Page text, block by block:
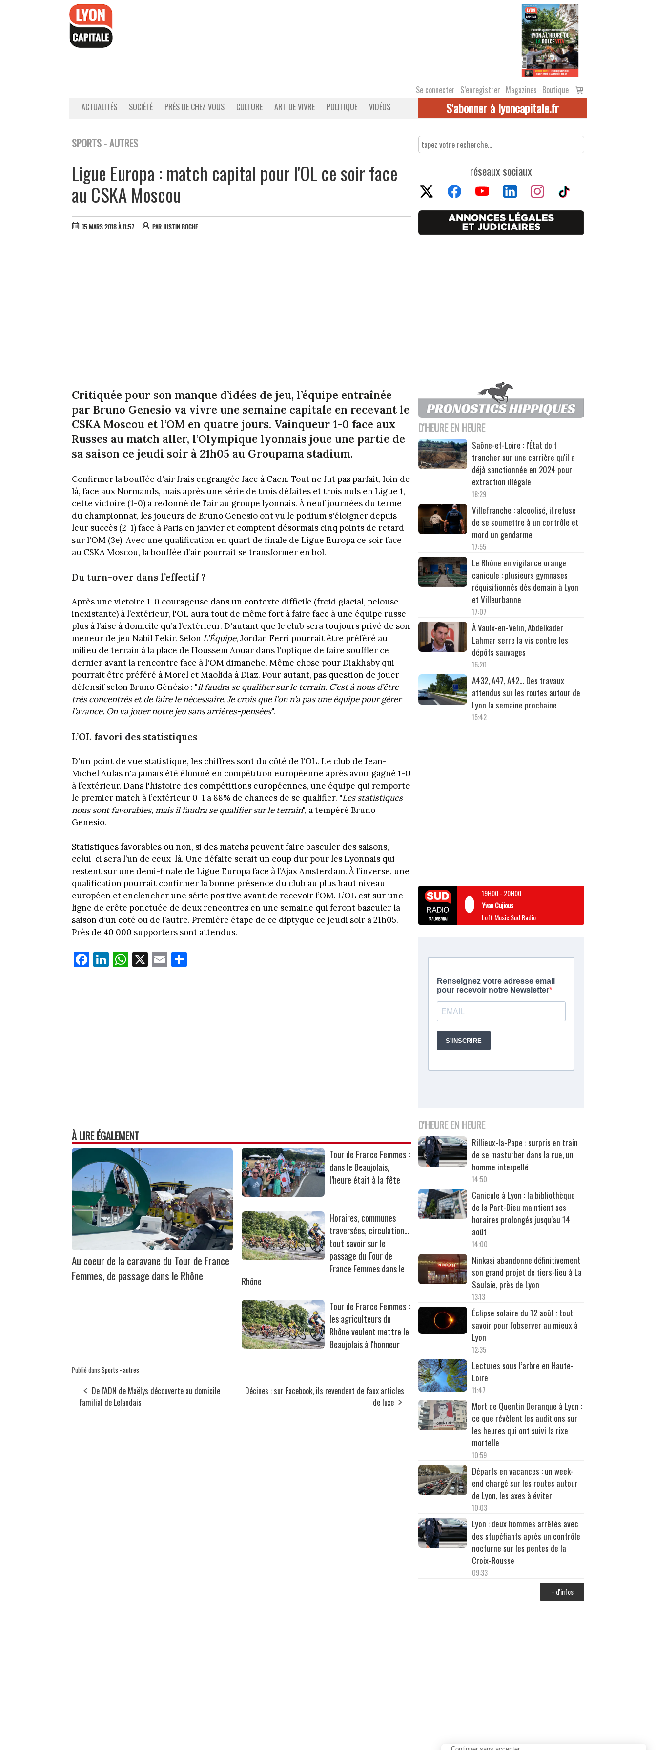
Se connecter S’enregistrer Magazines Boutique
Voir
le
ACTUALITÉS SOCIÉTÉ PRÈS DE CHEZ VOUS CULTURE ART DE VIVRE POLITIQUE VIDÉOS S'abonner à lyoncapitale.fr
SPORTS - AUTRES
Ligue Europa : match capital pour l'OL ce soir face
au CSKA Moscou
15 MARS 2018 À 11:57 PARJUSTIN BOCHE
Critiquée pour son manque d’idées de jeu, l’équipe entraînée
par Bruno Genesio va vivre une semaine capitale en recevant le
CSKA Moscou et l’OM en quatre jours. Vainqueur 1-0 face aux
Russes au match aller, l’Olympique lyonnais joue une partie de
sa saison ce jeudi soir à 21h05 au Groupama stadium.
Confirmer la bouffée d'air frais engrangée face à Caen. Tout ne fut pas parfait, loin de
là, face aux Normands, mais après une série de trois défaites et trois nuls en Ligue 1,
cette victoire (1-0) a redonné de l'air au groupe lyonnais. À neuf journées du terme
du championnat, les joueurs de Bruno Genesio ont vu le podium s'éloigner depuis
leur succès (2-1) face à Paris en janvier et comptent désormais cinq points de retard
sur l'OM (3e). Avec une qualification en quart de finale de Ligue Europa ce soir face
au CSKA Moscou, la bouffée d’air pourrait se transformer en bol.
Du turn-over dans l’effectif ?
Après une victoire 1-0 courageuse dans un contexte difficile (froid glacial, pelouse
inexistante) à l’extérieur, l'OL aura tout de même fort à faire face à une équipe russe
plus à l’aise à domicile qu’a l’extérieur. D'autant que le club sera toujours privé de son
meneur de jeu Nabil Fekir. Selon L'Équipe, Jordan Ferri pourrait être préféré au
milieu de terrain à la place de Houssem Aouar dans l'optique de faire souffler ce
dernier avant la rencontre face à l'OM dimanche. Même chose pour Diakhaby qui
pourrait être préféré à Morel et Maolida à Diaz. Pour autant, pas question de jouer
défensif selon Bruno Génésio : "il faudra se qualifier sur le terrain. C’est à nous d’être
très concentrés et de faire le nécessaire. Je crois que l’on n’a pas une équipe pour gérer
l’avance. On va jouer notre jeu sans arrières-pensées".
L’OL favori des statistiques
D'un point de vue statistique, les chiffres sont du côté de l'OL. Le club de Jean-
Michel Aulas n'a jamais été éliminé en compétition européenne après avoir gagné 1-0
à l’extérieur. Dans l'histoire des compétitions européennes, une équipe qui remporte
le premier match à l’extérieur 0-1 a 88% de chances de se qualifier. "Les statistiques
nous sont favorables, mais il faudra se qualifier sur le terrain", a tempéré Bruno
Genesio.
Statistiques favorables ou non, si des matchs peuvent faire basculer des saisons,
celui-ci sera l’un de ceux-là. Une défaite serait un coup dur pour les Lyonnais qui
restent sur une demi-finale de Ligue Europa face à l’Ajax Amsterdam. À l’inverse, une
qualification pourrait confirmer la bonne présence du club au plus haut niveau
européen et enclencher une série positive avant de recevoir l’OM. L’OL est sur une
ligne de crête ponctuée de deux rencontres en une semaine qui feront basculer la
saison d’un côté ou de l’autre. Première étape de ce diptyque ce jeudi soir à 21h05.
Près de 40 000 supporters sont attendus.
Fa
ce
Li
nk
W
ha
X E
m
À LIRE ÉGALEMENT
Au coeur de la caravane du Tour de France
Femmes, de passage dans le Rhône
Tour de France Femmes :
dans le Beaujolais,
l’heure était à la fête
Horaires, communes
traversées, circulation…
tout savoir sur le
passage du Tour de
France Femmes dans le
Rhône
Tour de France Femmes :
les agriculteurs du
Rhône veulent mettre le
Beaujolais à l'honneur
Publié dans Sports - autres
De l'ADN de Maëlys découverte au domicile
familial de Lelandais
Décines : sur Facebook, ils revendent de faux articles
de luxe
réseaux sociaux
D'HEURE EN HEURE
Saône-et-Loire : l'État doit
trancher sur une carrière qu'il a
déjà sanctionnée en 2024 pour
extraction illégale
18:29
Villefranche : alcoolisé, il refuse
de se soumettre à un contrôle et
mord un gendarme
17:55
Le Rhône en vigilance orange
canicule : plusieurs gymnases
réquisitionnés dès demain à Lyon
et Villeurbanne
17:07
À Vaulx-en-Velin, Abdelkader
Lahmar serre la vis contre les
dépôts sauvages
16:20
A432, A47, A42… Des travaux
attendus sur les routes autour de
Lyon la semaine prochaine
15:42
19H00- 20H00
Yvan Cujious
Loft Music Sud Radio
D'HEURE EN HEURE
Rillieux-la-Pape : surpris en train
de se masturber dans la rue, un
homme interpellé
14:50
Canicule à Lyon : la bibliothèque
de la Part-Dieu maintient ses
horaires prolongés jusqu'au 14
août
14:00
Ninkasi abandonne définitivement
son grand projet de tiers-lieu à La
Saulaie, près de Lyon
13:13
Éclipse solaire du 12 août : tout
savoir pour l'observer au mieux à
Lyon
12:35
Lectures sous l’arbre en Haute-
Loire
11:47
Mort de Quentin Deranque à Lyon :
ce que révèlent les auditions sur
les heures qui ont suivi la rixe
mortelle
10:59
Départs en vacances : un week-
end chargé sur les routes autour
de Lyon, les axes à éviter
10:03
Lyon : deux hommes arrêtés avec
des stupéfiants après un contrôle
nocturne sur les pentes de la
Croix-Rousse
09:33
+ d'infos